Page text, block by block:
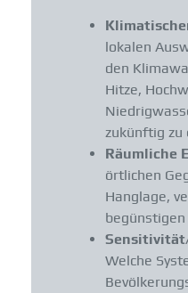
lokalen
den
Hitze,
zukünftig
Räumliche
örtlichen
Hanglage,
Welche